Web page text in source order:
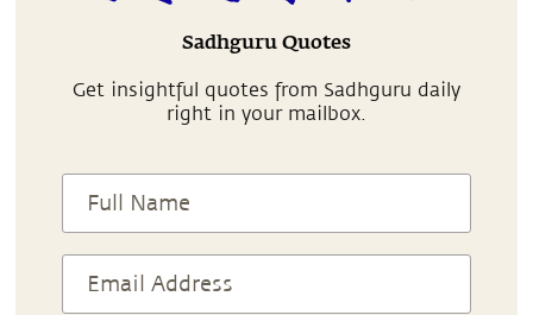
Sadhguru Quotes
Get insightful quotes from Sadhguru daily
right in your mailbox.